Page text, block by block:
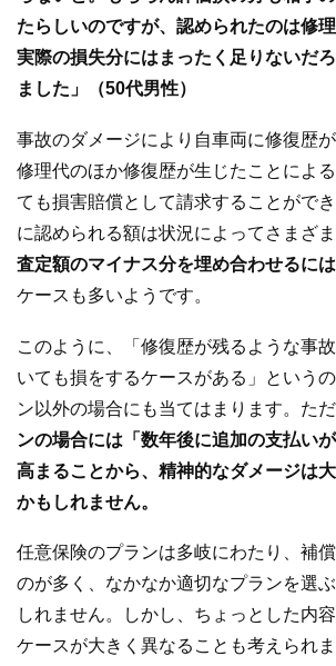
たらしいのですが、認められたのは修
実際の損失分にはまったく足りないだ
ました」（50代男性）
事故のダメージにより自車両に修復歴が
修理代のほか修復歴が生じたことによ
ても損害賠償として請求することがで
に認められる額は状況によってさまざま
査定額のマイナス分を埋め合わせるには
ケースも多いようです。
このように、「修復歴が残るような事
いても損をするケースがある」という
ン以外の場合にも当てはまります。ただ
ンの場合には「数年後に追加の支払い
高まることから、精神的なダメージは
かもしれません。
任意保険のプランは多岐にわたり、補
のが多く、なかなか適切なプランを選
しれません。しかし、ちょっとした内
ケースが大きく異なることも考えられ